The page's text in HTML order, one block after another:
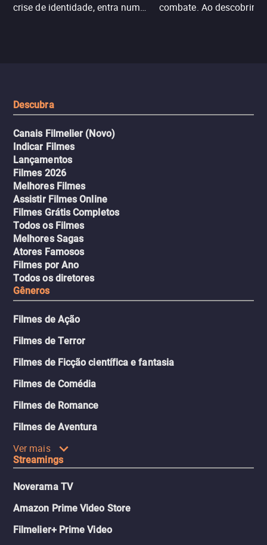
crise de identidade, entra num
combate. Ao descobrir a
Descubra
Canais Filmelier (Novo)
Indicar Filmes
Lançamentos
Filmes 2026
Melhores Filmes
Assistir Filmes Online
Filmes Grátis Completos
Todos os Filmes
Melhores Sagas
Atores Famosos
Filmes por Ano
Todos os diretores
Gêneros
Filmes de Ação
Filmes de Terror
Filmes de Ficção científica e fantasia
Filmes de Comédia
Filmes de Romance
Filmes de Aventura
Ver mais
Streamings
Noverama TV
Amazon Prime Video Store
Filmelier+ Prime Video